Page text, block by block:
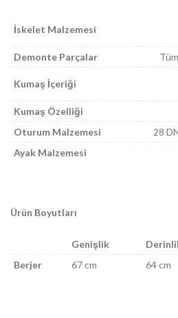
İskelet Malzemesi
Demonte Parçalar
Kumaş İçeriği
Kumaş Özelliği
Oturum Malzemesi
28
Ayak Malzemesi
Ürün Boyutları
Genişlik
Berjer
67 cm 64 cm